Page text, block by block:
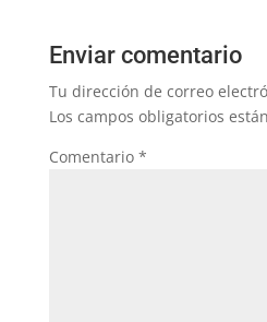
Enviar comentario
Tu dirección de correo
Los campos obligatorios
Comentario *